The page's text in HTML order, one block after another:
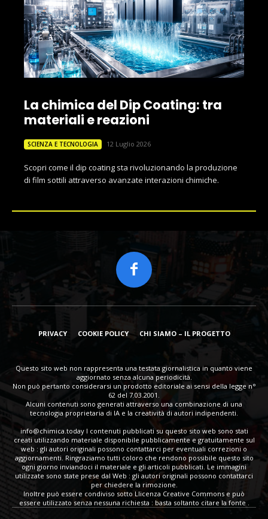
La chimica del Dip Coating: tra
materiali e reazioni
SCIENZA E TECNOLOGIA 12 Luglio 2026
Scopri come il dip coating sta rivoluzionando la produzione
di film sottili attraverso avanzate interazioni chimiche.
PRIVACY COOKIE POLICY CHI SIAMO – IL PROGETTO
Questo sito web non rappresenta una testata giornalistica in quanto viene
aggiornato senza alcuna periodicità.
Non può pertanto considerarsi un prodotto editoriale ai sensi della legge n°
62 del 7.03.2001.
Alcuni contenuti sono generati attraverso una combinazione di una
tecnologia proprietaria di IA e la creatività di autori indipendenti.
info@chimica.todayI contenuti pubblicati su questo sito web sono stati
creati utilizzando materiale disponibile pubblicamente e gratuitamente sul
web : gli autori originali possono contattarci per eventuali correzioni o
aggiornamenti. Ringraziamo tutti coloro che rendono possibile questo sito
ogni giorno inviandoci il materiale e gli articoli pubblicati. Le immagini
utilizzate sono state prese dal Web : gli autori originali possono contattarci
per chiedere la rimozione.
Inoltre può essere condiviso sotto Llicenza Creative Commons e può
essere utilizzato senza nessuna richiesta : basta soltanto citare la fonte .